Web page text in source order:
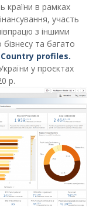
країни в рамках
участь
з іншими
та багато
Country profiles.
у проєктах
р.